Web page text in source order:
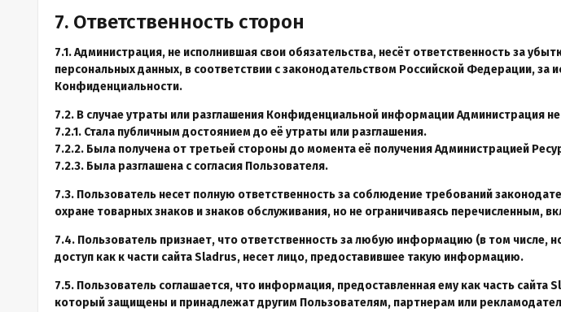
7. Ответственность сторон
7.1. Администрация, не исполнившая свои обязательства, несёт ответственность за
персональных данных, в соответствии с законодательством Российской Федерации,
Конфиденциальности.
7.2. В случае утраты или разглашения Конфиденциальной информации Администрация
7.2.1. Стала публичным достоянием до её утраты или разглашения.
7.2.2. Была получена от третьей стороны до момента её получения Администрацией
7.2.3. Была разглашена с согласия Пользователя.
7.3. Пользователь несет полную ответственность за соблюдение требований
охране товарных знаков и знаков обслуживания, но не ограничиваясь
7.4. Пользователь признает, что ответственность за любую информацию (в том
доступ как к части сайта Sladrus, несет лицо, предоставившее такую информацию.
7.5. Пользователь соглашается, что информация, предоставленная ему как часть
который защищены и принадлежат другим Пользователям, партнерам или